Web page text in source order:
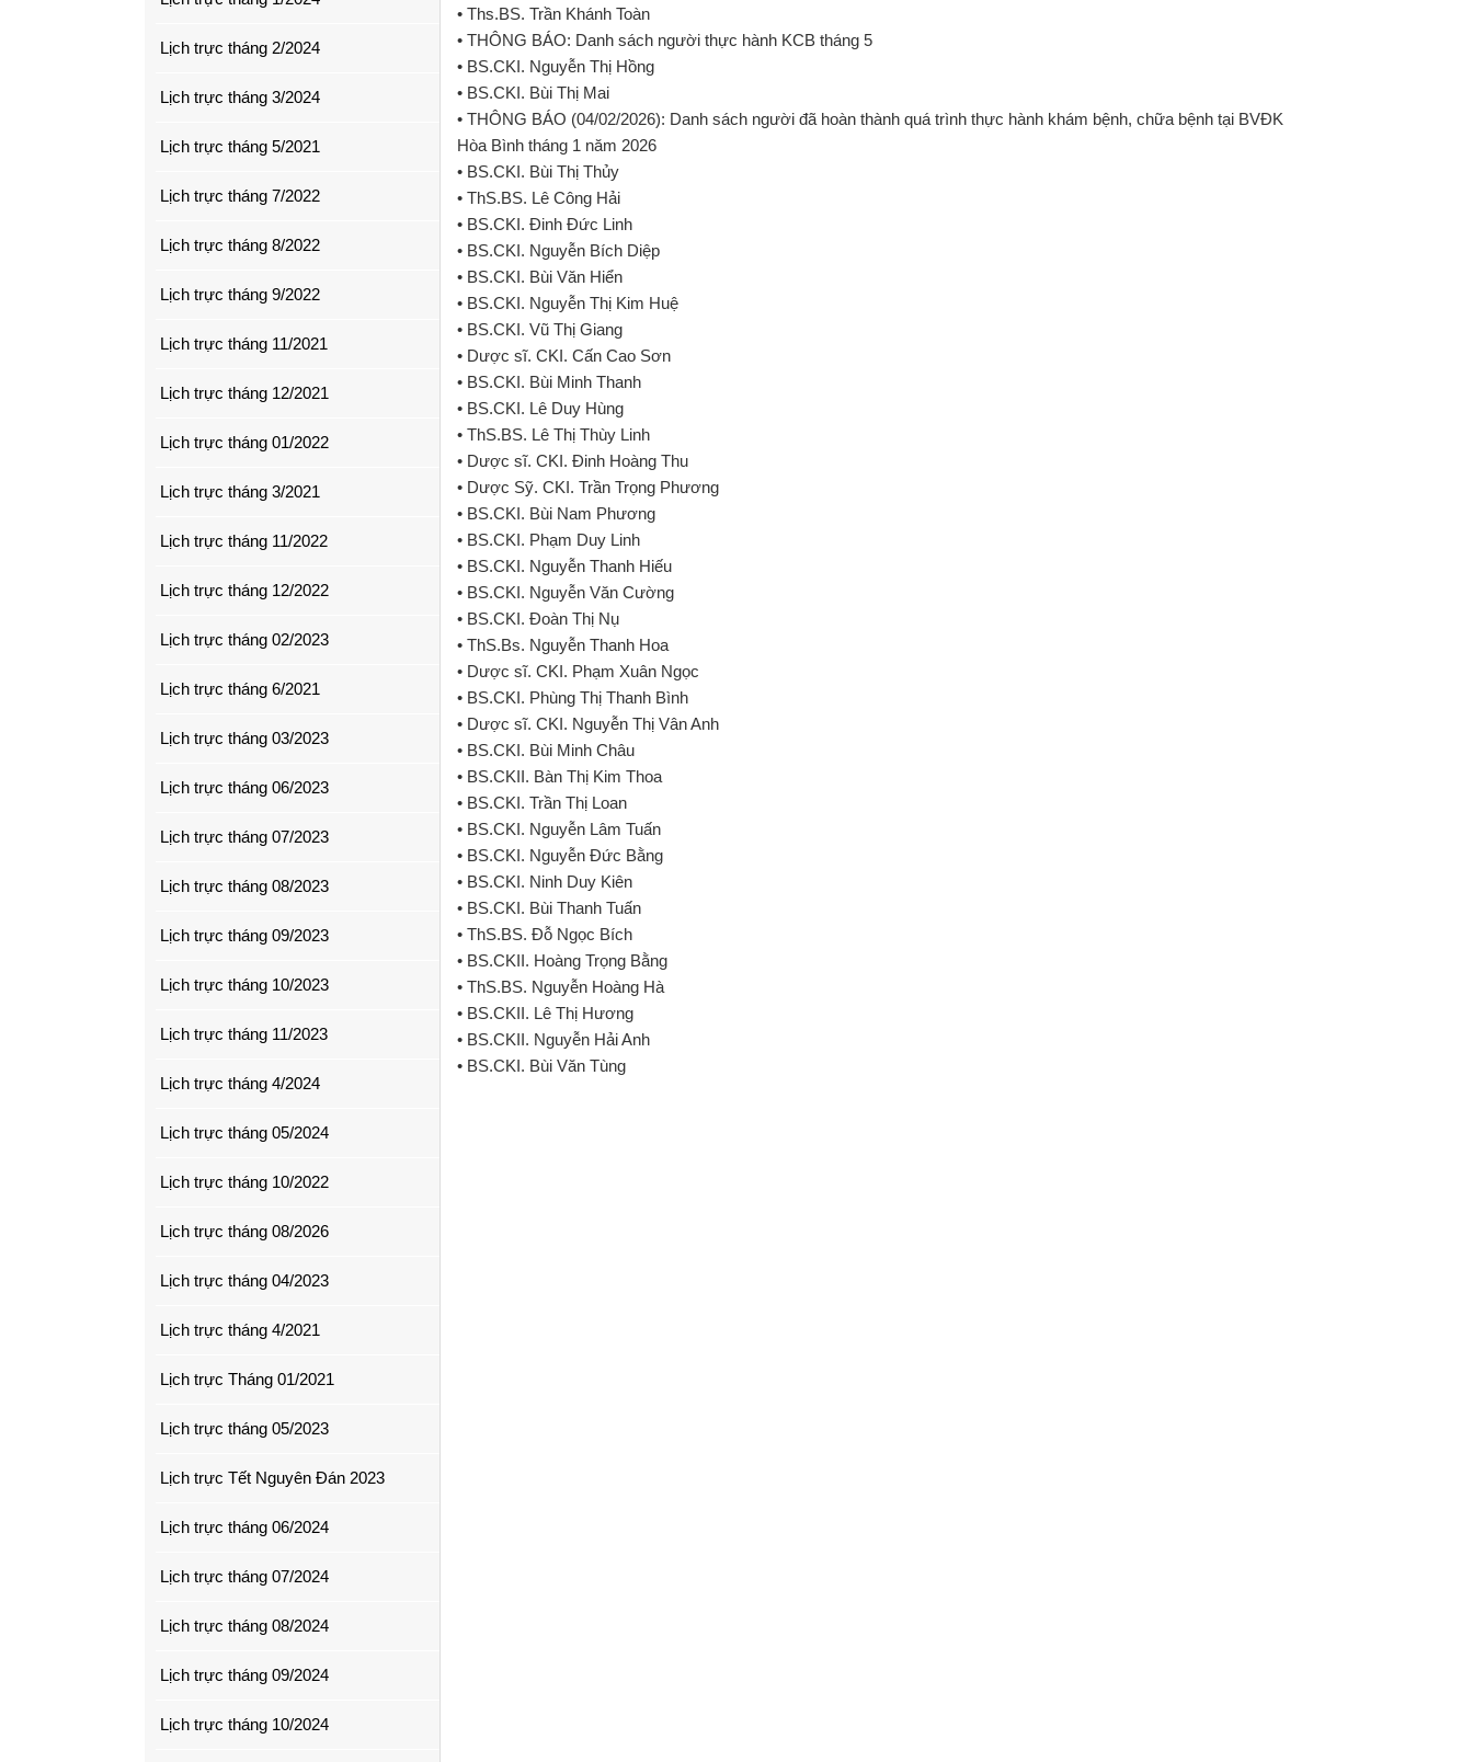
Lịch trực tháng 2/2024
Lịch trực tháng 3/2024
Lịch trực tháng 5/2021
Lịch trực tháng 7/2022
Lịch trực tháng 8/2022
Lịch trực tháng 9/2022
Lịch trực tháng 11/2021
Lịch trực tháng 12/2021
Lịch trực tháng 01/2022
Lịch trực tháng 3/2021
Lịch trực tháng 11/2022
Lịch trực tháng 12/2022
Lịch trực tháng 02/2023
Lịch trực tháng 6/2021
Lịch trực tháng 03/2023
Lịch trực tháng 06/2023
Lịch trực tháng 07/2023
Lịch trực tháng 08/2023
Lịch trực tháng 09/2023
Lịch trực tháng 10/2023
Lịch trực tháng 11/2023
Lịch trực tháng 4/2024
Lịch trực tháng 05/2024
Lịch trực tháng 10/2022
Lịch trực tháng 08/2026
Lịch trực tháng 04/2023
Lịch trực tháng 4/2021
Lịch trực Tháng 01/2021
Lịch trực tháng 05/2023
Lịch trực Tết Nguyên Đán 2023
Lịch trực tháng 06/2024
Lịch trực tháng 07/2024
Lịch trực tháng 08/2024
Lịch trực tháng 09/2024
Lịch trực tháng 10/2024
• Ths.BS. Trần Khánh Toàn
• THÔNG BÁO: Danh sách người thực hành KCB tháng 5
• BS.CKI. Nguyễn Thị Hồng
• BS.CKI. Bùi Thị Mai
• THÔNG BÁO (04/02/2026): Danh sách người đã hoàn thành quá trình thực hành khám bệnh, chữa bệnh tại BVĐK
Hòa Bình tháng 1 năm 2026
• BS.CKI. Bùi Thị Thủy
• ThS.BS. Lê Công Hải
• BS.CKI. Đinh Đức Linh
• BS.CKI. Nguyễn Bích Diệp
• BS.CKI. Bùi Văn Hiển
• BS.CKI. Nguyễn Thị Kim Huệ
• BS.CKI. Vũ Thị Giang
• Dược sĩ. CKI. Cấn Cao Sơn
• BS.CKI. Bùi Minh Thanh
• BS.CKI. Lê Duy Hùng
• ThS.BS. Lê Thị Thùy Linh
• Dược sĩ. CKI. Đinh Hoàng Thu
• Dược Sỹ. CKI. Trần Trọng Phương
• BS.CKI. Bùi Nam Phương
• BS.CKI. Phạm Duy Linh
• BS.CKI. Nguyễn Thanh Hiếu
• BS.CKI. Nguyễn Văn Cường
• BS.CKI. Đoàn Thị Nụ
• ThS.Bs. Nguyễn Thanh Hoa
• Dược sĩ. CKI. Phạm Xuân Ngọc
• BS.CKI. Phùng Thị Thanh Bình
• Dược sĩ. CKI. Nguyễn Thị Vân Anh
• BS.CKI. Bùi Minh Châu
• BS.CKII. Bàn Thị Kim Thoa
• BS.CKI. Trần Thị Loan
• BS.CKI. Nguyễn Lâm Tuấn
• BS.CKI. Nguyễn Đức Bằng
• BS.CKI. Ninh Duy Kiên
• BS.CKI. Bùi Thanh Tuấn
• ThS.BS. Đỗ Ngọc Bích
• BS.CKII. Hoàng Trọng Bằng
• ThS.BS. Nguyễn Hoàng Hà
• BS.CKII. Lê Thị Hương
• BS.CKII. Nguyễn Hải Anh
• BS.CKI. Bùi Văn Tùng